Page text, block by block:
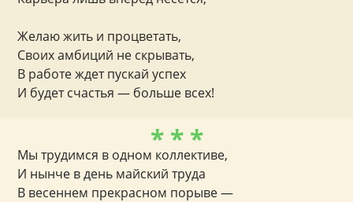
Желаю жить и процветать,
Своих амбиций не скрывать,
В работе ждет пускай успех
И будет счастья — больше всех!
* * *
Мы трудимся в одном коллективе,
И нынче в день майский труда
В весеннем прекрасном порыве —